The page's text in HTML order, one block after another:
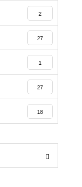
2
27
1
27
18